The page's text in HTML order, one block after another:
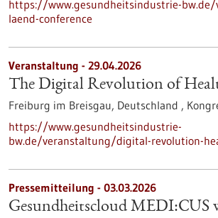
https://www.gesundheitsindustrie-
laend-conference
Veranstaltung - 29.04.2026
The Digital Revolution of
Freiburg im Breisgau, Deutschland ,
https://www.gesundheitsindustrie-
bw.de/veranstaltung/digital-revolution-
Pressemitteilung - 03.03.2026
Gesundheitscloud MEDI:CUS